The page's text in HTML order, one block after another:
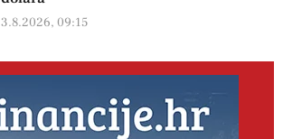
3.8.2026, 09:15